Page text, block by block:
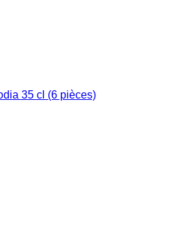
35 cl (6 pièces)